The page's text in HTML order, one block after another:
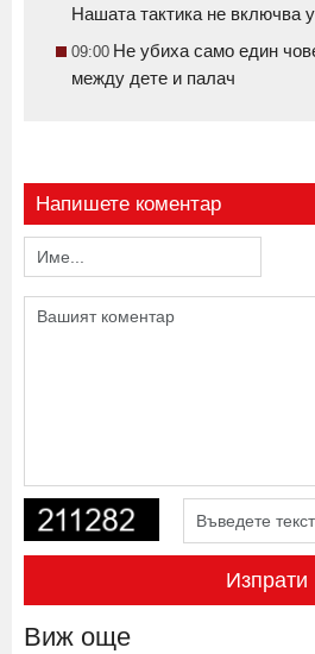
Нашата тактика не включва
09:00 Не убиха само един
между дете и палач
Напишете коментар
Изпрати
Виж още